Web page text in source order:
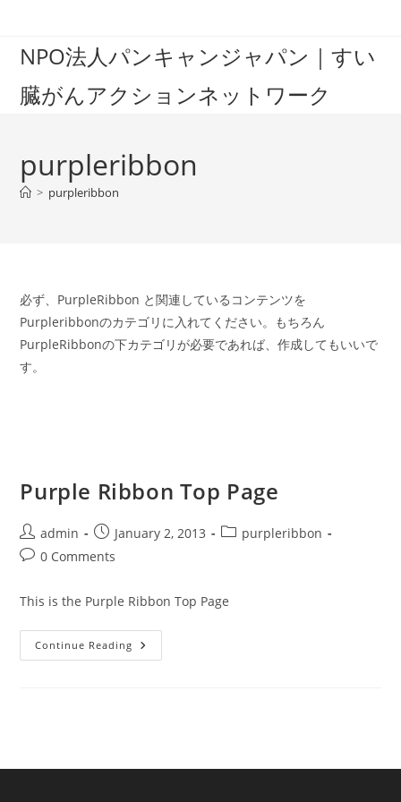
contentNPO法人パンキャンジャパン｜すい
臓がんアクションネットワーク
purpleribbon
> purpleribbon
必ず、PurpleRibbon と関連しているコンテンツを
Purpleribbonのカテゴリに入れてください。もちろん
PurpleRibbonの下カテゴリが必要であれば、作成してもいいで
す。
Purple Ribbon Top Page
Post
author:
admin
Post
published:
January 2, 2013
Postpurpleribbon
Post0 Comments
This is the Purple Ribbon Top Page
Continue Reading Purple
Ribbon